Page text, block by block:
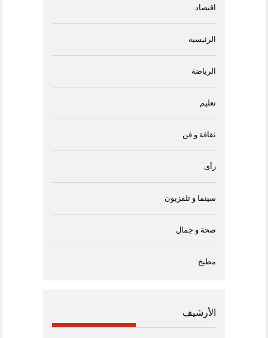
اقتصاد
الرئيسية
الرياضة
تعليم
ثقافة و فن
رأى
سينما و تلفزيون
صحة و جمال
مطبخ
الأرشيف